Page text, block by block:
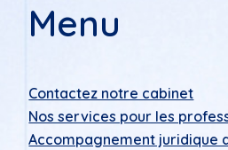
Menu
Contactez notre cabinet
Nos services pour les
Accompagnement juridique